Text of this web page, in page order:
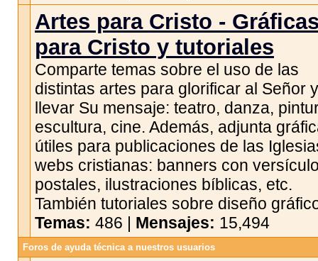
Artes para Cristo -
para Cristo y tutoriales
Comparte temas sobre el uso de las
distintas artes para glorificar al Señor y
llevar Su mensaje: teatro, danza,
escultura, cine. Además, adjunta
útiles para publicaciones de las
webs cristianas: banners con
postales, ilustraciones bíblicas, etc.
También tutoriales sobre diseño
Temas: 486 | Mensajes: 15,494
Foros de ayuda técnica a nuestros usuarios